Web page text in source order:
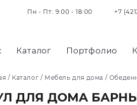
Пн - Пт: 9:00 - 18:00 +7
Каталог Портфолио
/ Каталог / Мебель для дома /
ДЛЯ ДОМА